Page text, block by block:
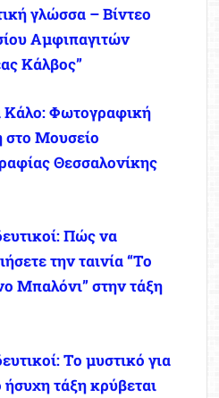
γλώσσα – Βίντεο
Αμφιπαγιτών
Κάλβος”
Κάλο: Φωτογραφική
στο Μουσείο
Θεσσαλονίκης
Πώς να
την ταινία “Το
Μπαλόνι” στην τάξη
Το μυστικό για
ήσυχη τάξη κρύβεται